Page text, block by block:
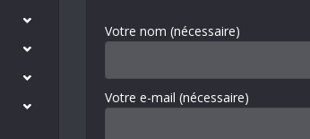
Votre nom (nécessaire)
Votre e-mail (nécessaire)